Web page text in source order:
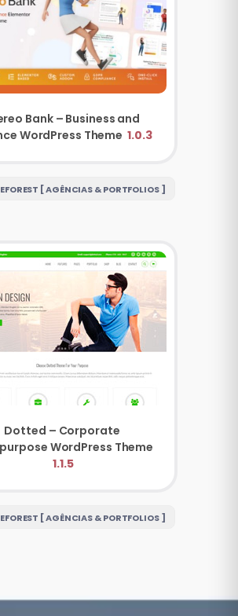
Bank – Business and
WordPress Theme 1.0.3
[ AGÊNCIAS & PORTFOLIOS ]
Dotted – Corporate
1.1.5
[ AGÊNCIAS & PORTFOLIOS ]